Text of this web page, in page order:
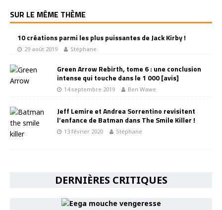
SUR LE MÊME THÈME
10 créations parmi les plus puissantes de Jack Kirby !
29 août 2019 Stéphane
Green Arrow Rebirth, tome 6 : une conclusion
intense qui touche dans le 1 000 [avis]
14 septembre 2019 Ben Wawe
Jeff Lemire et Andrea Sorrentino revisitent
l’enfance de Batman dans The Smile Killer !
13 février 2020 Stéphane
DERNIÈRES CRITIQUES